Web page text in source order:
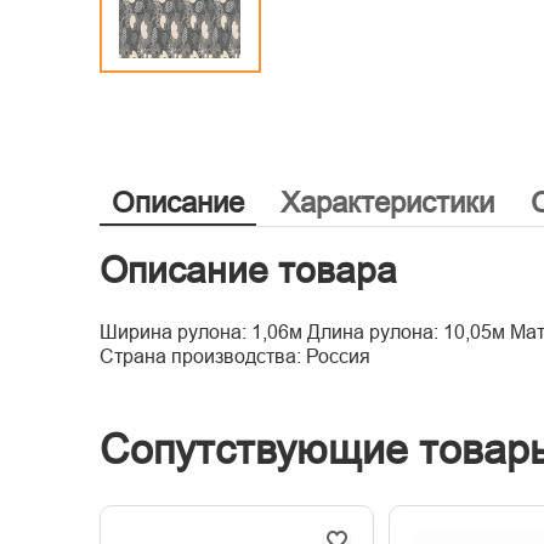
Описание Характеристики
Описание товара
Ширина рулона: 1,06м Длина рулона: 10,05м
Страна производства: Россия
Сопутствующие